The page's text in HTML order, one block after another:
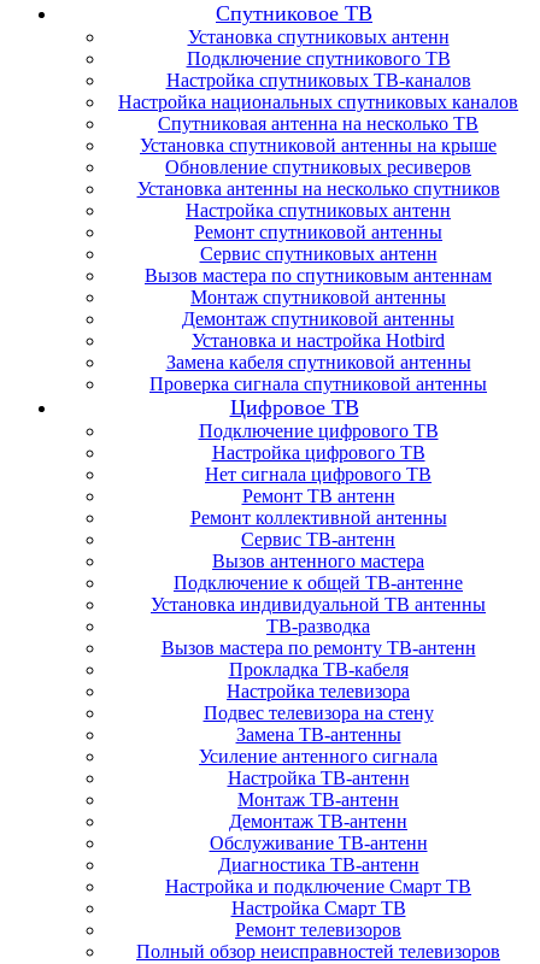
Спутниковое ТВ
Установка спутниковых антенн
Подключение спутникового ТВ
Настройка спутниковых ТВ-каналов
Настройка национальных спутниковых каналов
Спутниковая антенна на несколько ТВ
Установка спутниковой антенны на крыше
Обновление спутниковых ресиверов
Установка антенны на несколько спутников
Настройка спутниковых антенн
Ремонт спутниковой антенны
Сервис спутниковых антенн
Вызов мастера по спутниковым антеннам
Монтаж спутниковой антенны
Демонтаж спутниковой антенны
Установка и настройка Hotbird
Замена кабеля спутниковой антенны
Проверка сигнала спутниковой антенны
Цифровое ТВ
Подключение цифрового ТВ
Настройка цифрового ТВ
Нет сигнала цифрового ТВ
Ремонт ТВ антенн
Ремонт коллективной антенны
Сервис ТВ-антенн
Вызов антенного мастера
Подключение к общей ТВ-антенне
Установка индивидуальной ТВ антенны
ТВ-разводка
Вызов мастера по ремонту ТВ-антенн
Прокладка ТВ-кабеля
Настройка телевизора
Подвес телевизора на стену
Замена ТВ-антенны
Усиление антенного сигнала
Настройка ТВ-антенн
Монтаж ТВ-антенн
Демонтаж ТВ-антенн
Обслуживание ТВ-антенн
Диагностика ТВ-антенн
Настройка и подключение Смарт ТВ
Настройка Смарт ТВ
Ремонт телевизоров
Полный обзор неисправностей телевизоров